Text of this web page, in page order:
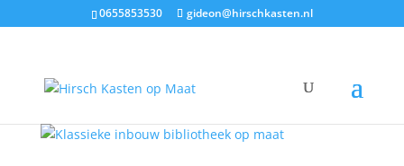
0655853530 gideon@hirschkasten.nl